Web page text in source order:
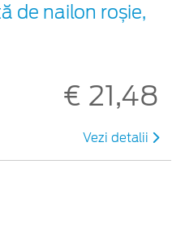
de nailon roșie,
€ 21,48
Vezi detalii